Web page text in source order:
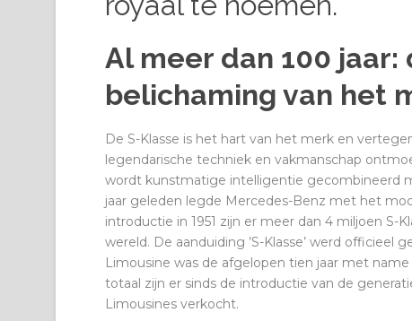
Al meer dan 100
belichaming van het
De S-Klasse is het hart van het merk en
legendarische techniek en vakmanschap
wordt kunstmatige intelligentie gecombineerd
jaar geleden legde Mercedes-Benz met het
introductie in 1951 zijn er meer dan 4 miljoen S-
wereld. De aanduiding ’S-Klasse’ werd officieel
Limousine was de afgelopen tien jaar met
totaal zijn er sinds de introductie van de
Limousines verkocht.